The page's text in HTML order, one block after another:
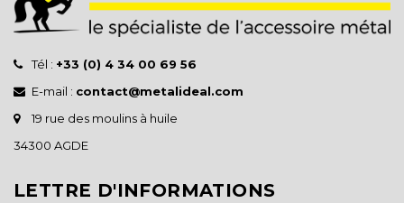
Tél : +33 (0) 4 34 00 69 56
E-mail : contact@metalideal.com
19 rue des moulins à huile
34300 AGDE
LETTRE D'INFORMATIONS